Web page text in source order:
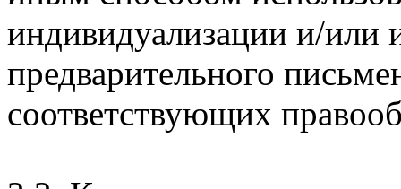
индивидуализации и/или
предварительного
соответствующих